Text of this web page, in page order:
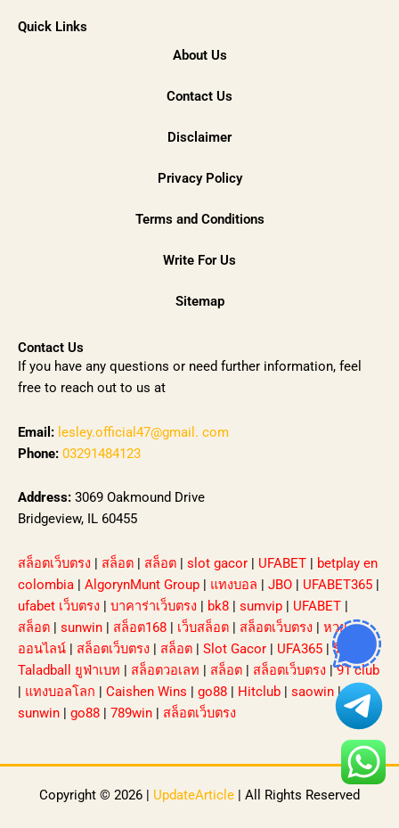
Quick Links
About Us
Contact Us
Disclaimer
Privacy Policy
Terms and Conditions
Write For Us
Sitemap
Contact Us
If you have any questions or need further information, feel
free to reach out to us at
Email: lesley.official47@gmail. com
Phone: 03291484123
Address: 3069 Oakmound Drive
Bridgeview, IL 60455
สล็อตเว็บตรง | สล็อต | สล็อต | slot gacor | UFABET | betplay en
colombia | AlgorynMunt Group | แทงบอล | JBO | UFABET365 |
ufabet เว็บตรง | บาคาร่าเว็บตรง | bk8 | sumvip | UFABET |
สล็อต | sunwin | สล็อต168 | เว็บสล็อต | สล็อตเว็บตรง | หวย
ออนไลน์ | สล็อตเว็บตรง | สล็อต | Slot Gacor | UFA365 |รีวิว
Taladball ยูฟ่าเบท | สล็อตวอเลท | สล็อต | สล็อตเว็บตรง |91 club
| แทงบอลโลก | Caishen Wins | go88 | Hitclub | saowin |
sunwin | go88 | 789win | สล็อตเว็บตรง
Copyright © 2026 | UpdateArticle | All Rights Reserved